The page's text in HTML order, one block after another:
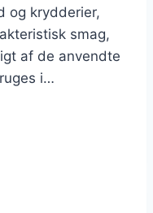
og krydderier,
smag,
af de anvendte
i…